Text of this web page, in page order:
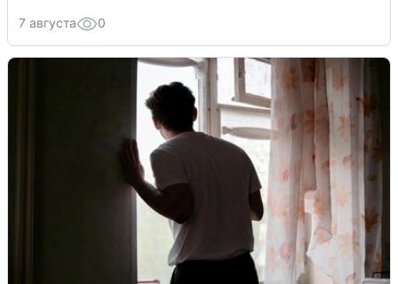
7 августа 0